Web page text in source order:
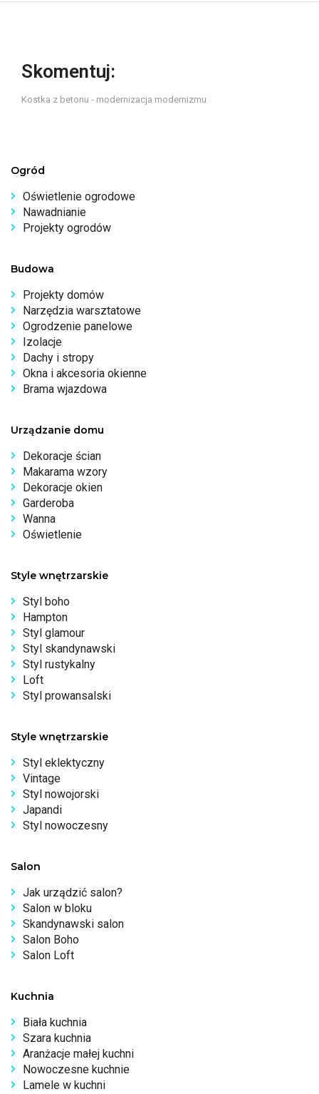
Skomentuj:
Kostka z betonu - modernizacja modernizmu
Ogród
Oświetlenie ogrodowe
Nawadnianie
Projekty ogrodów
Budowa
Projekty domów
Narzędzia warsztatowe
Ogrodzenie panelowe
Izolacje
Dachy i stropy
Okna i akcesoria okienne
Brama wjazdowa
Urządzanie domu
Dekoracje ścian
Makarama wzory
Dekoracje okien
Garderoba
Wanna
Oświetlenie
Style wnętrzarskie
Styl boho
Hampton
Styl glamour
Styl skandynawski
Styl rustykalny
Loft
Styl prowansalski
Style wnętrzarskie
Styl eklektyczny
Vintage
Styl nowojorski
Japandi
Styl nowoczesny
Salon
Jak urządzić salon?
Salon w bloku
Skandynawski salon
Salon Boho
Salon Loft
Kuchnia
Biała kuchnia
Szara kuchnia
Aranżacje małej kuchni
Nowoczesne kuchnie
Lamele w kuchni